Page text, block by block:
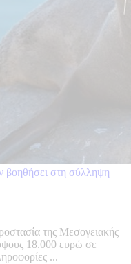
βοηθήσει στη σύλληψη
της Μεσογειακής
18.000 ευρώ σε
...